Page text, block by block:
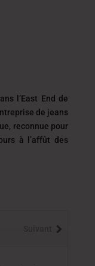
l’East End de
de jeans
reconnue pour
à l’affût des